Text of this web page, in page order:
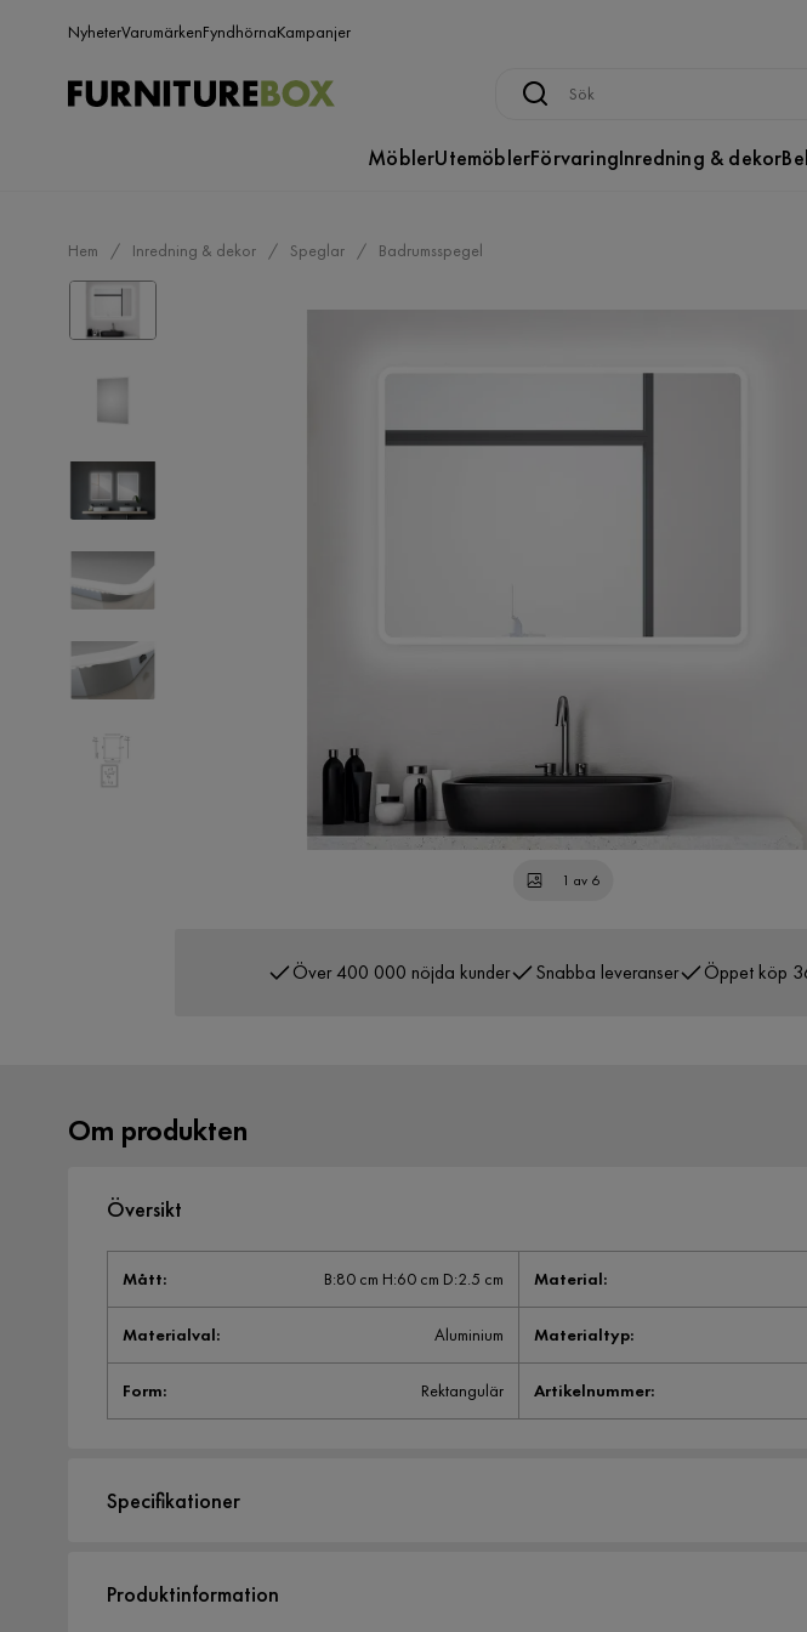
NyheterVarumärkenFyndhörnaKampanjer
MöblerUtemöblerFörvaringInredning & dekor
Hem Inredning & dekor Speglar Badrumsspegel
1 av 6
Över 400 000 nöjda kunder Snabba leveranser Öppet köp
Om produkten
Översikt
Mått: B:80 cm H:60 cm D:2.5 cm Material:
Materialval: Aluminium Materialtyp:
Form: Rektangulär Artikelnummer:
Specifikationer
Storlek
Produktinformation